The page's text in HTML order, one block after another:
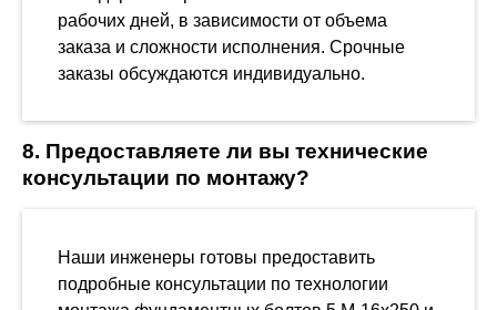
рабочих дней, в зависимости от объема
заказа и сложности исполнения. Срочные
заказы обсуждаются индивидуально.
8. Предоставляете ли вы технические
консультации по монтажу?
Наши инженеры готовы предоставить
подробные консультации по технологии